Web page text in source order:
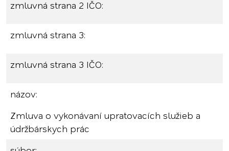
zmluvná strana 2 IČO:
zmluvná strana 3:
zmluvná strana 3 IČO:
názov:
Zmluva o vykonávaní upratovacích služieb a
údržbárskych prác